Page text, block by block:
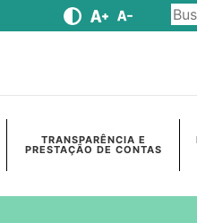
TRANSPARÊNCIA E
PRESTAÇÃO DE CONTAS